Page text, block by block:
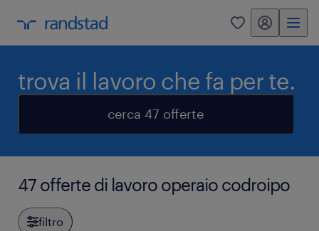
0 my randstad
trova il lavoro che fa per te.
cerca 47 offerte
47 offerte di lavoro operaio codroipo
filtro